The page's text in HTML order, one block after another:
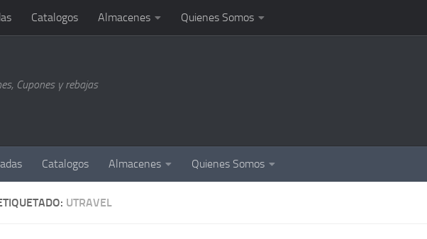
Catalogos Almacenes Quienes Somos
Cupones y rebajas
Catalogos Almacenes Quienes Somos
UTRAVEL